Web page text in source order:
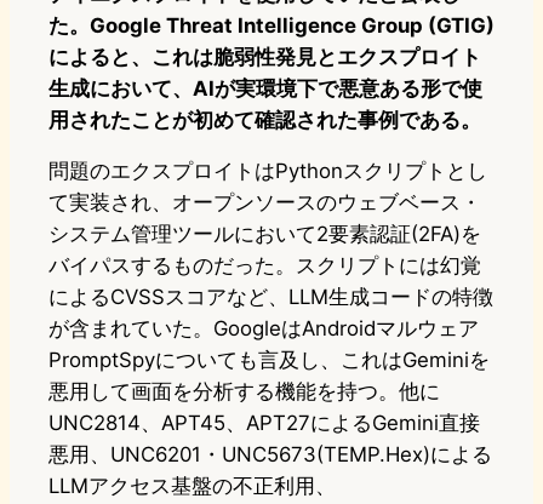
た。Google Threat Intelligence Group (GTIG)
によると、これは脆弱性発見とエクスプロイト
生成において、AIが実環境下で悪意ある形で使
用されたことが初めて確認された事例である。
問題のエクスプロイトはPythonスクリプトとし
て実装され、オープンソースのウェブベース・
システム管理ツールにおいて2要素認証(2FA)を
バイパスするものだった。スクリプトには幻覚
によるCVSSスコアなど、LLM生成コードの特徴
が含まれていた。GoogleはAndroidマルウェア
PromptSpyについても言及し、これはGeminiを
悪用して画面を分析する機能を持つ。他に
UNC2814、APT45、APT27によるGemini直接
悪用、UNC6201・UNC5673(TEMP.Hex)による
LLMアクセス基盤の不正利用、